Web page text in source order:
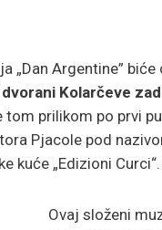
„Dan Argentine” biće
Kolarčeve
tom prilikom po prvi
Pjacole pod
kuće „Edizioni Curci“.
Ovaj složeni